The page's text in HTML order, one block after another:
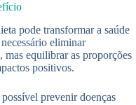
pode transformar a saúde
eliminar
mas equilibrar as proporções
positivos.
prevenir doenças